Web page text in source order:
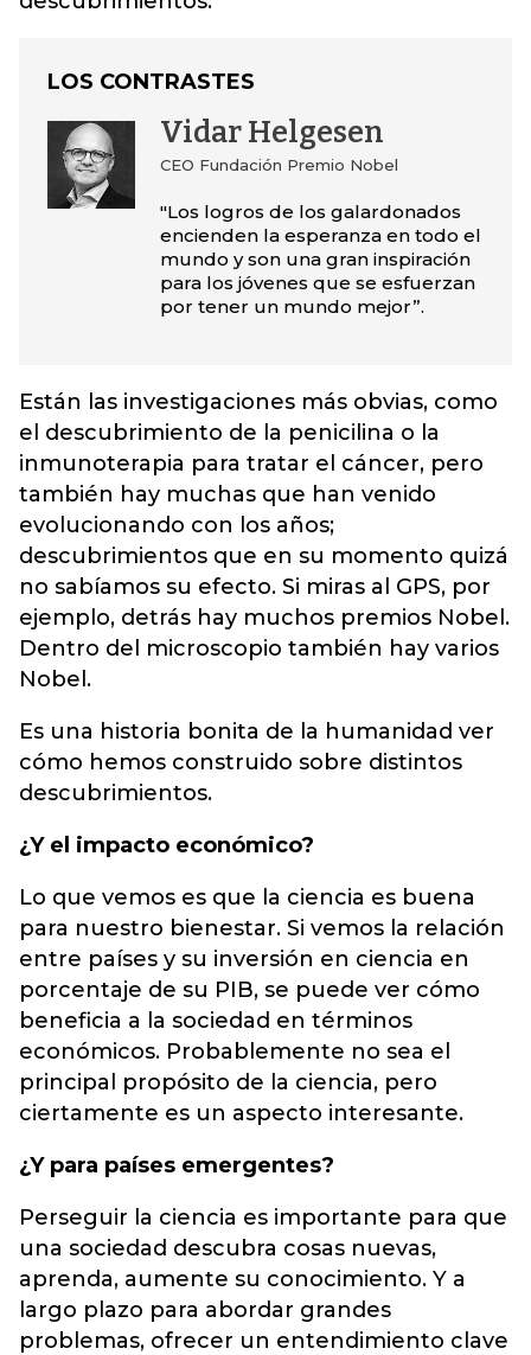
LOS CONTRASTES
Vidar Helgesen
CEO Fundación Premio Nobel
"Los logros de los galardonados
encienden la esperanza en todo el
mundo y son una gran inspiración
para los jóvenes que se esfuerzan
por tener un mundo mejor”.
Están las investigaciones más obvias, como
el descubrimiento de la penicilina o la
inmunoterapia para tratar el cáncer, pero
también hay muchas que han venido
evolucionando con los años;
descubrimientos que en su momento quizá
no sabíamos su efecto. Si miras al GPS, por
ejemplo, detrás hay muchos premios Nobel.
Dentro del microscopio también hay varios
Nobel.
Es una historia bonita de la humanidad ver
cómo hemos construido sobre distintos
descubrimientos.
¿Y el impacto económico?
Lo que vemos es que la ciencia es buena
para nuestro bienestar. Si vemos la relación
entre países y su inversión en ciencia en
porcentaje de su PIB, se puede ver cómo
beneficia a la sociedad en términos
económicos. Probablemente no sea el
principal propósito de la ciencia, pero
ciertamente es un aspecto interesante.
¿Y para países emergentes?
Perseguir la ciencia es importante para que
una sociedad descubra cosas nuevas,
aprenda, aumente su conocimiento. Y a
largo plazo para abordar grandes
problemas, ofrecer un entendimiento clave